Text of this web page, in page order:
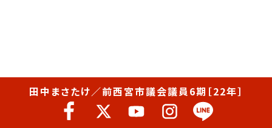
田中まさたけ／前西宮市議会議員6期［22年］